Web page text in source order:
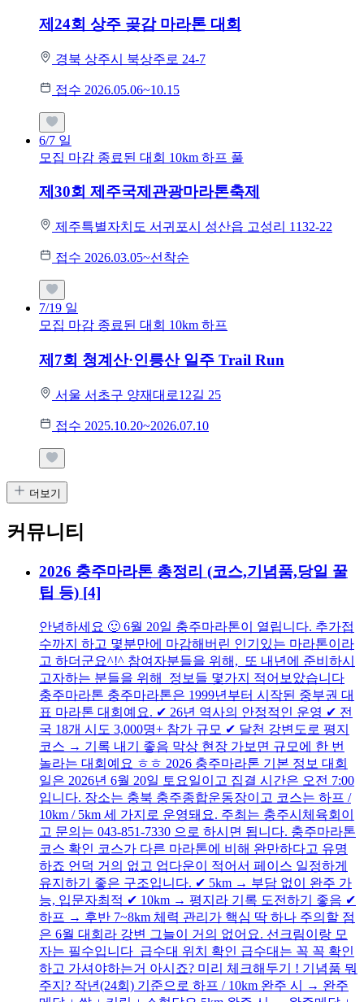
제24회 상주 곶감 마라톤 대회
경북 상주시 북상주로 24-7
접수 2026.05.06~10.15
6/7 일
모집 마감 종료된 대회 10km 하프 풀
제30회 제주국제관광마라톤축제
제주특별자치도 서귀포시 성산읍 고성리 1132-22
접수 2026.03.05~선착순
7/19 일
모집 마감 종료된 대회 10km 하프
제7회 청계산·인릉산 일주 Trail Run
서울 서초구 양재대로12길 25
접수 2025.10.20~2026.07.10
더보기
커뮤니티
2026 충주마라톤 총정리 (코스,기념품,당일 꿀
팁 등) [4]
안녕하세요 🙂 6월 20일 충주마라톤이 열립니다. 추가접
수까지 하고 몇분만에 마감해버린 인기있는 마라톤이라
고 하더군요^!^ 참여자분들을 위해, 또 내년에 준비하시
고자하는 분들을 위해 정보들 몇가지 적어보았습니다
충주마라톤 충주마라톤은 1999년부터 시작된 중부권 대
표 마라톤 대회예요. ✔ 26년 역사의 안정적인 운영 ✔ 전
국 18개 시도 3,000명+ 참가 규모 ✔ 달천 강변도로 평지
코스 → 기록 내기 좋음 막상 현장 가보면 규모에 한 번
놀라는 대회예요 ㅎㅎ 2026 충주마라톤 기본 정보 대회
일은 2026년 6월 20일 토요일이고 집결 시간은 오전 7:00
입니다. 장소는 충북 충주종합운동장이고 코스는 하프 /
10km / 5km 세 가지로 운영돼요. 주최는 충주시체육회이
고 문의는 043-851-7330 으로 하시면 됩니다. 충주마라톤
코스 확인 코스가 다른 마라톤에 비해 완만하다고 유명
하죠 언덕 거의 없고 업다운이 적어서 페이스 일정하게
유지하기 좋은 구조입니다. ✔ 5km → 부담 없이 완주 가
능, 입문자최적 ✔ 10km → 평지라 기록 도전하기 좋음 ✔
하프 → 후반 7~8km 체력 관리가 핵심 딱 하나 주의할 점
은 6월 대회라 강변 그늘이 거의 없어요. 선크림이랑 모
자는 필수입니다 급수대 위치 확인 급수대는 꼭 꼭 확인
하고 가셔야하는거 아시죠? 미리 체크해두기 ! 기념품 뭐
주지? 작년(24회) 기준으로 하프 / 10km 완주 시 → 완주